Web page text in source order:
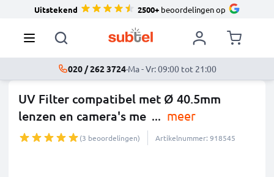
Uitstekend 2500+beoordelingen op
020 / 262 3724·Ma - Vr: 09:00 tot 21:00
UV Filter compatibel met Ø 40.5mm
lenzen en camera's me ... meer
(3 beoordelingen) Artikelnummer: 918545